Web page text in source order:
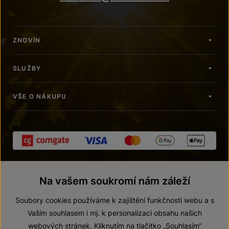
ZNOVÍN
SLUŽBY
VŠE O NÁKUPU
Na vašem soukromí nám záleží
Soubory cookies používáme k zajištění funkčnosti webu a s
Vaším souhlasem i mj. k personalizaci obsahu našich
webových stránek. Kliknutím na tlačítko „Souhlasím“